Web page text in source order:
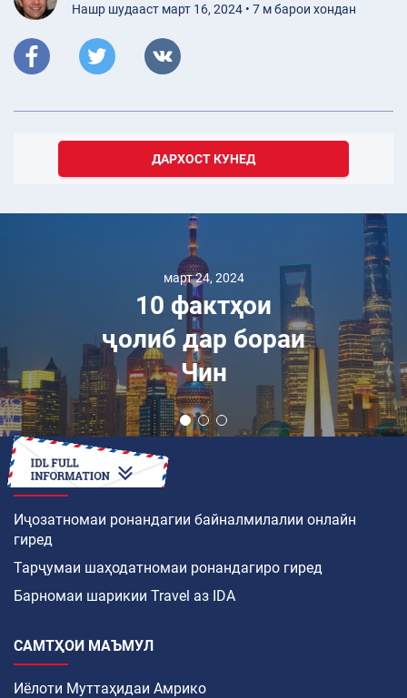
Нашр шудааст март 16, 2024 • 7 м барои хондан
ДАРХОСТ КУНЕД
март 24, 2024
10 фактҳои
ҷолиб дар бораи
Чин
ЧӢ ТАВР
Иҷозатномаи ронандагии байналмилалии онлайн
гиред
Тарҷумаи шаҳодатномаи ронандагиро гиред
Барномаи шарикии Travel аз IDA
САМТҲОИ МАЪМУЛ
Иёлоти Муттаҳидаи Амрико